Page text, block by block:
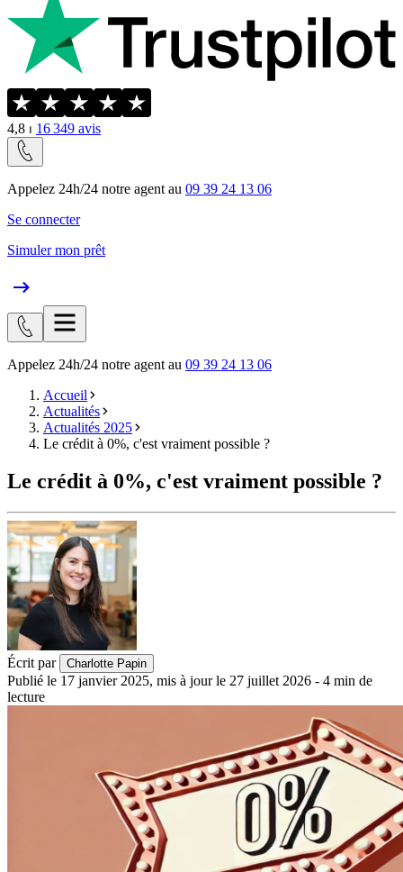
4,8 ⏐ 16 349 avis
Appelez 24h/24 notre agent au 09 39 24 13 06
Se connecter
Simuler mon prêt
Appelez 24h/24 notre agent au 09 39 24 13 06
Accueil
Actualités
Actualités 2025
Le crédit à 0%, c'est vraiment possible ?
Le crédit à 0%, c'est vraiment possible ?
Écrit par Charlotte Papin
Publié le 17 janvier 2025, mis à jour le 27 juillet 2026 - 4 min de
lecture